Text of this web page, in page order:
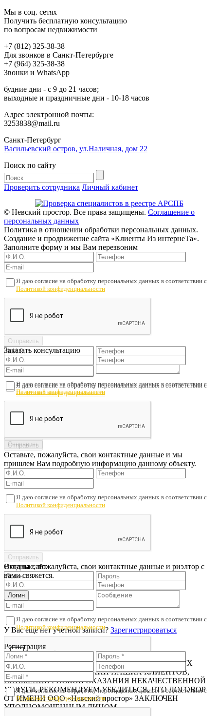
Мы в соц. сетях
Получить бесплатную консультацию
по вопросам недвижимости
+7 (812) 325-38-38
Для звонков в Санкт-Петербурге
+7 (964) 325-38-38
Звонки и WhatsApp
будние дни - с 9 до 21 часов;
выходные и праздничные дни - 10-18 часов
Адрес электронной почты:
3253838@mail.ru
Cанкт-Петербург
Васильевский остров, ул.Наличная, дом 22
Поиск по сайту
Проверить сотрудника Личный кабинет
© Невский простор. Все права защищены. Соглашение о
персональных данных
Политика в отношении обработки персональных данных.
Создание и продвижение сайта «Клиенты Из интернеТа».
Заполните форму и мы Вам перезвоним
Я даю согласие на обработку персональных данных в соответствии с
Политикой конфиденциальности
Заказать консультацию
Я даю согласие на обработку персональных данных в соответствии с
Политикой конфиденциальности
Я даю согласие на обработку персональных данных в соответствии с
Политикой конфиденциальности
Оставьте, пожалуйста, свои контактные данные и мы
пришлем Вам подробную информацию данному объекту.
Я даю согласие на обработку персональных данных в соответствии с
Политикой конфиденциальности
Оставьте, пожалуйста, свои контактные данные и риэлтор с
вами свяжется.
Я даю согласие на обработку персональных данных в соответствии с
Политикой конфиденциальности
Вход на сайт
У Вас еще нет учетной записи? Зарегистрироваться
Регистрация
Я даю согласие на обработку персональных данных в соответствии с
Политикой конфиденциальности
Проверьте подписанный договор
В ЦЕЛЯХ ПРЕДОТВРАЩЕНИЯ МОШЕННИЧЕСКИХ
ДЕЙСТВИЙ В ОТНОШЕНИИ НАШИХ КЛИЕНТОВ,
СНИЖЕНИЯ РИСКОВ ОКАЗАНИЯ НЕКАЧЕСТВЕННОЙ
УСЛУГИ, РЕКОМЕНДУЕМ УБЕДИТЬСЯ, ЧТО ДОГОВОР
ОТ ИМЕНИ ООО «Невский простор» ЗАКЛЮЧЕН
УПОЛНОМОЧЕННЫМ ЛИЦОМ.